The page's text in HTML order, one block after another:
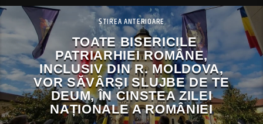
ȘTIREA ANTERIOARE
TOATE BISERICILE
PATRIARHIEI ROMÂNE,
INCLUSIV DIN R. MOLDOVA,
VOR SĂVÂRȘI SLUJBE DE TE
DEUM, ÎN CINSTEA ZILEI
NAȚIONALE A ROMÂNIEI